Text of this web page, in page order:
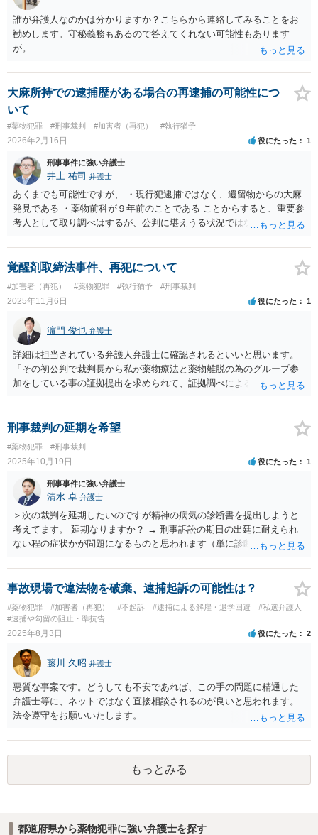
誰が弁護人なのかは分かりますか？こちらから連絡してみることをお
勧めします。守秘義務もあるので答えてくれない可能性もあります
が。
大麻所持での逮捕歴がある場合の再逮捕の可能性につ
いて
#薬物犯罪 #刑事裁判 #加害者（再犯） #執行猶予
2026年2月16日 役にたった 1
刑事事件に強い弁護士
井上 祐司 弁護士
あくまでも可能性ですが、 ・現行犯逮捕ではなく、遺留物からの大麻
発見である ・薬物前科が９年前のことである ことからすると、重要参
考人として取り調べはするが、公判に堪えうる状況ではないとして、
す。
覚醒剤取締法事件、再犯について
#加害者（再犯） #薬物犯罪 #執行猶予 #刑事裁判
2025年11月6日 役にたった 1
濵門 俊也 弁護士
詳細は担当されている弁護人弁護士に確認されるといいと思います。
「その初公判で裁判長から私が薬物療法と薬物離脱の為のグループ参
加をしている事の証拠提出を求められて、証拠調べによる第二公判が
う。わざわざ裁判所からそのような提案があったということは温情判
決が期待されます。
刑事裁判の延期を希望
#薬物犯罪 #刑事裁判
2025年10月19日 役にたった 1
刑事事件に強い弁護士
清水 卓 弁護士
＞次の裁判を延期したいのですが精神の病気の診断書を提出しようと
考えてます。 延期なりますか？ → 刑事訴訟の期日の出廷に耐えられ
ない程の症状かが問題になるものと思われます（単に診断書を提出す
れにしましても、無断の不出廷等は保釈の取消しにつながるおそれも
ありますので、独断で判断•行動せず、選任されている弁護人とよく相
事故現場で違法物を破棄、逮捕起訴の可能性は？
#薬物犯罪 #加害者（再犯） #不起訴 #逮捕による解雇・退学回避
#私選弁護人
#逮捕や勾留の阻止・準抗告
2025年8月3日 役にたった 2
藤川 久昭 弁護士
悪質な事案です。どうしても不安であれば、この手の問題に精通した
弁護士等に、ネットではなく直接相談されるのが良いと思われます。
法令遵守をお願いいたします。
もっとみる
都道府県から薬物犯罪に強い弁護士を探す